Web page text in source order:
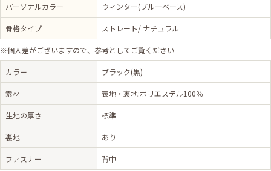
パーソナルカラー ウィンター(ブルーベース)
骨格タイプ ストレート/ ナチュラル
※個人差がございますので、参考としてご覧ください
カラー ブラック(黒)
素材 表地・裏地:ポリエステル100％
生地の厚さ 標準
裏地 あり
ファスナー 背中